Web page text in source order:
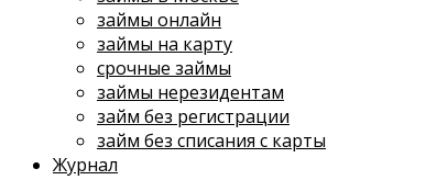
займы онлайн
займы на карту
срочные займы
займы нерезидентам
займ без регистрации
займ без списания с карты
Журнал